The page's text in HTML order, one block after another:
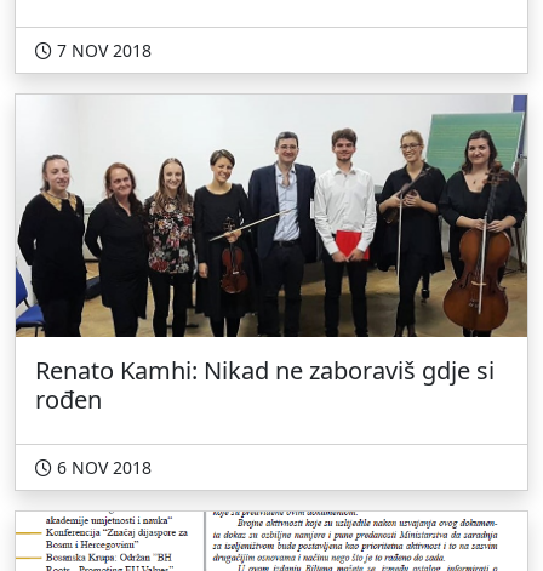
7 NOV 2018
Renato Kamhi: Nikad ne zaboraviš gdje si
rođen
6 NOV 2018